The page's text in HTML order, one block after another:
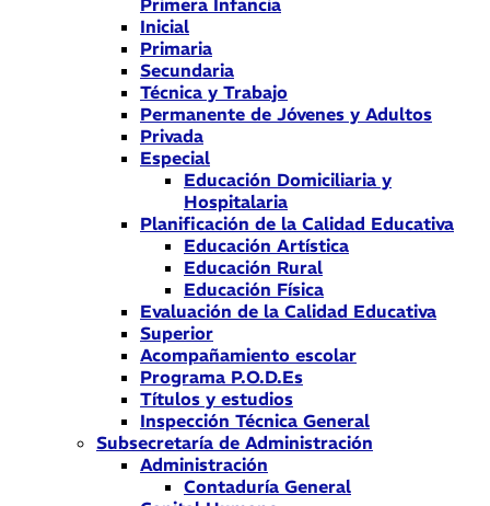
Primera Infancia
Inicial
Primaria
Secundaria
Técnica y Trabajo
Permanente de Jóvenes y Adultos
Privada
Especial
Educación Domiciliaria y
Hospitalaria
Planificación de la Calidad Educativa
Educación Artística
Educación Rural
Educación Física
Evaluación de la Calidad Educativa
Superior
Acompañamiento escolar
Programa P.O.D.Es
Títulos y estudios
Inspección Técnica General
Subsecretaría de Administración
Administración
Contaduría General